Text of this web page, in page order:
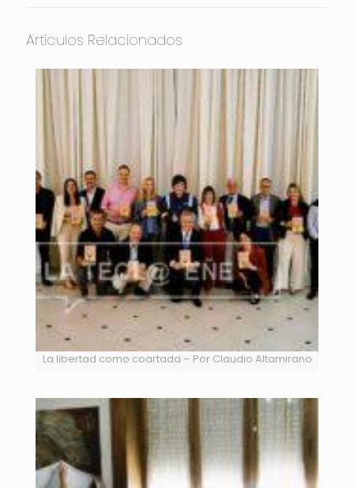
Artículos Relacionados
La libertad como coartada – Por Claudio Altamirano